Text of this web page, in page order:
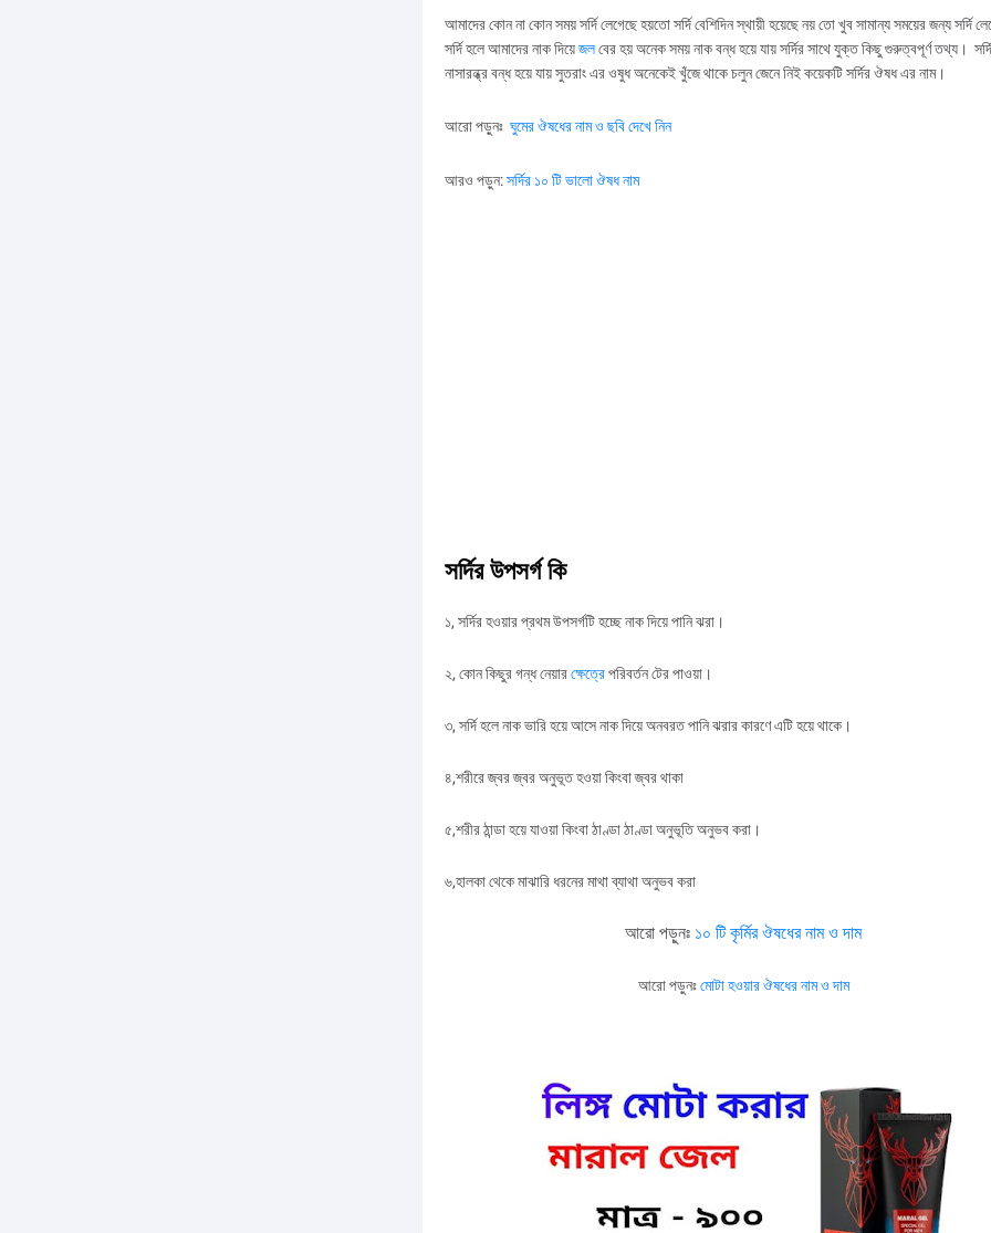
আমাদের কোন না কোন সময় সর্দি লেগেছে হয়তো সর্দি বেশিদিন স্থায়ী হয়েছে নয় তো খুব সামান্য সময়ের জন্য সর্দি
সর্দি হলে আমাদের নাক দিয়েজলবের হয় অনেক সময় নাক বন্ধ হয়ে যায় সর্দির সাথে যুক্ত কিছু গুরুত্বপূর্ণ তথ্য।
নাসারন্ধ্র বন্ধ হয়ে যায় সুতরাং এর ওষুধ অনেকেই খুঁজে থাকে চলুন জেনে নিই কয়েকটি সর্দির ঔষধ এর নাম।
আরোপড়ুনঃ ঘুমেরঔষধেরনামও ছবিদেখেনিন
আরও পড়ুন:সর্দির ১০ টি ভালো ঔষধ নাম
সর্দির উপসর্গ কি
১, সর্দির হওয়ার প্রথম উপসর্গটি হচ্ছে নাক দিয়ে পানি ঝরা।
২, কোন কিছুর গন্ধ নেয়ারক্ষেত্রেপরিবর্তন টের পাওয়া।
৩, সর্দি হলে নাক ভারি হয়ে আসে নাক দিয়ে অনবরত পানি ঝরার কারণে এটি হয়ে থাকে।
৪,শরীরে জ্বর জ্বর অনুভূত হওয়া কিংবা জ্বর থাকা
৫,শরীর ঠান্ডা হয়ে যাওয়া কিংবা ঠাণ্ডা ঠাণ্ডা অনুভূতি অনুভব করা।
৬,হালকা থেকে মাঝারি ধরনের মাথা ব্যাথা অনুভব করা
আরো পড়ুনঃ ১০ টি কৃর্মির ঔষধের নাম ও দাম
আরো পড়ুনঃ মোটা হওয়ার ঔষধের নাম ও দাম